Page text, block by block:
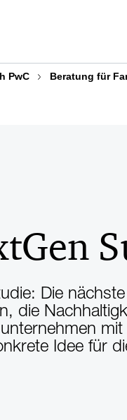
PwC Beratung für
Die
die
Idee für